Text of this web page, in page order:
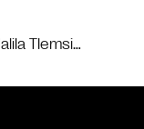
Tlemsi…